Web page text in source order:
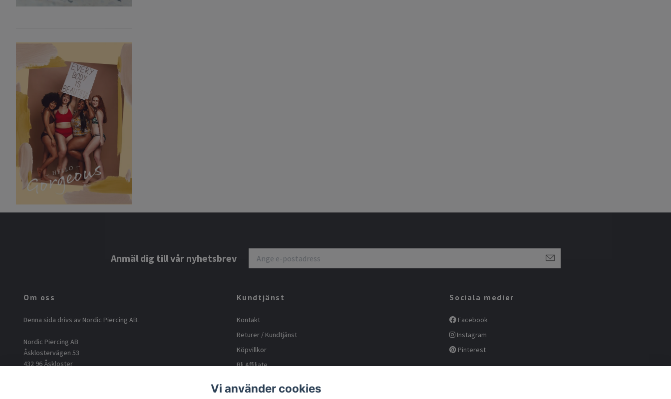
Anmäl dig till vår nyhetsbrev
Om oss
Denna sida drivs av Nordic Piercing AB.
Nordic Piercing AB
Åsklostervägen 53
432 96 Åskloster
Kundtjänst
Kontakt
Returer / Kundtjänst
Köpvillkor
Bli Affiliate
Body positive
Sociala medier
Facebook
Instagram
Pinterest
Vi använder cookies